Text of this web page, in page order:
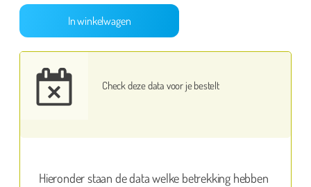
Abraham
aantal
In winkelwagen
Check deze data voor je bestelt
Hieronder staan de data welke betrekking hebben